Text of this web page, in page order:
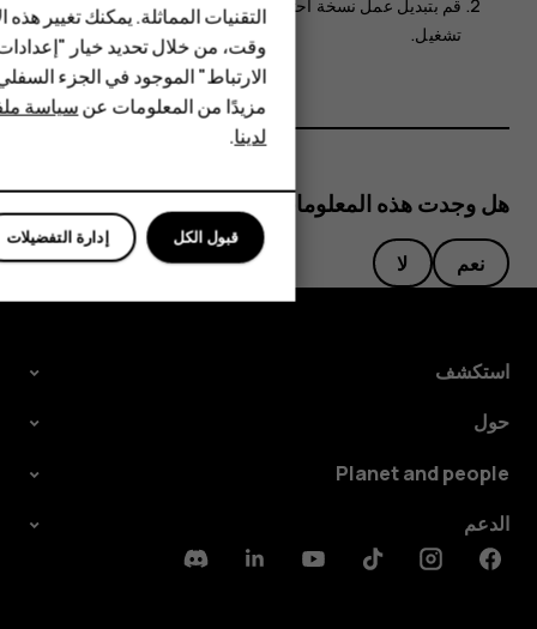
HMD Terra M
HMD Watch
للأعمال
قم بتبديل عمل نسخة احتياطية على Google Drive
إلى
تشغيل.
هل وجدت هذه المعلومات مفيدة؟
نعم لا
استكشف
حول
Planet and people
الدعم
Facebook
Instagram
Tiktok
Youtube
Linkedin
Discord
التقنيات المماثلة. يمكنك تغيير
وقت، من خلال تحديد خيار
الارتباط" الموجود في الجزء
مزيدًا من المعلومات عنسياسة
لدينا.
إدارة التفضيلات قبول الكل